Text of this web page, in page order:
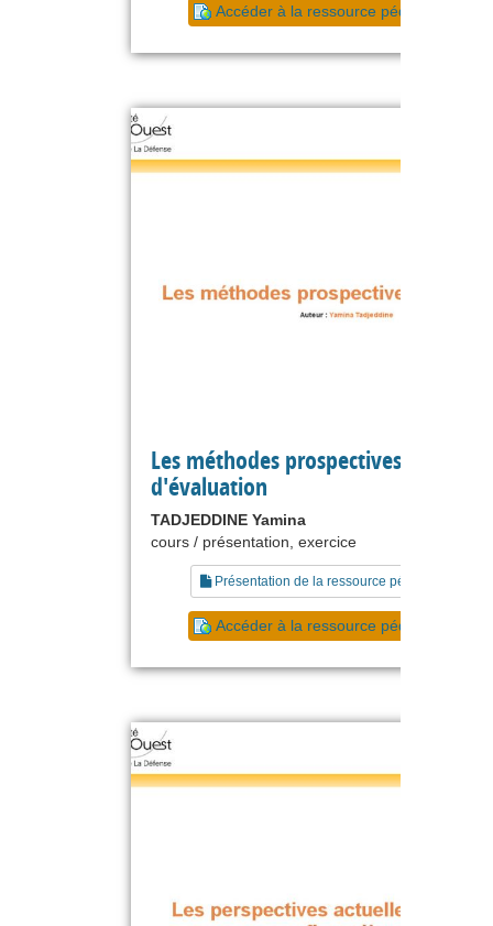
Accéder à la ressource pédagogique
Les méthodes prospectives
d'évaluation
TADJEDDINE Yamina
cours / présentation, exercice
Présentation de la ressource pédagogique
Accéder à la ressource pédagogique